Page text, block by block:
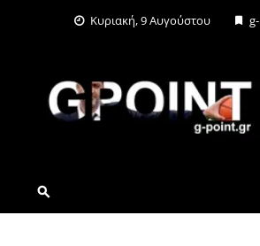
Κυριακή, 9 Αυγούστου
G-